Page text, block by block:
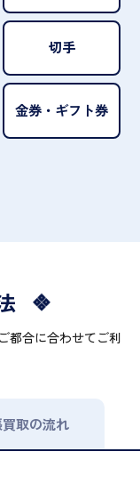
切手
金券・ギフト券
都合に合わせてご利
取の流れ